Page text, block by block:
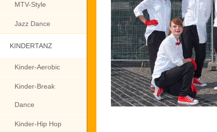
MTV-Style
Jazz Dance
KINDERTANZ
Kinder-Aerobic
Kinder-Break
Dance
Kinder-Hip Hop